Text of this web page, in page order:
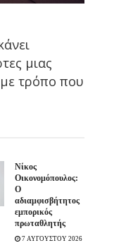
μιας
με τρόπο που
Νίκος
Οικονομόπουλος:
Ο
αδιαμφισβήτητος
εμπορικός
πρωταθλητής
7 ΑΥΓΟΥΣΤΟΥ 2026